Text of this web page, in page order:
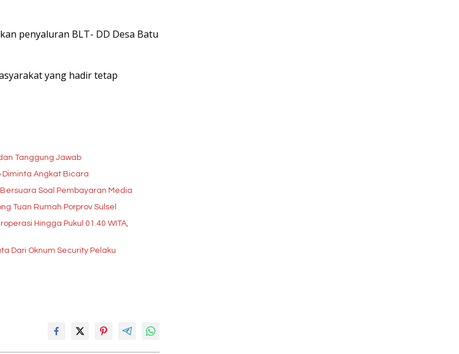
penyaluran BLT- DD Desa Batu
yang hadir tetap
Tanggung Jawab
Diminta Angkat Bicara
Soal Pembayaran Media
Tuan Rumah Porprov Sulsel
Hingga Pukul 01.40 WITA,
Dari Oknum Security Pelaku